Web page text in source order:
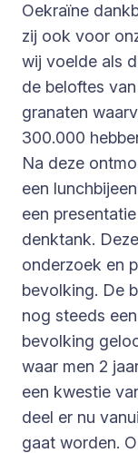
Oekraïne
zij ook voor
wij voelde als
de beloftes
granaten
300.000
Na deze
een
een
denktank.
onderzoek en
bevolking. De
nog steeds
bevolking
waar men 2
een kwestie
deel er nu
gaat worden.